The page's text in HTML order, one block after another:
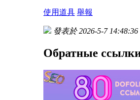
使用道具 舉報
發表於 2026-5-7 14:48:36
Обратные